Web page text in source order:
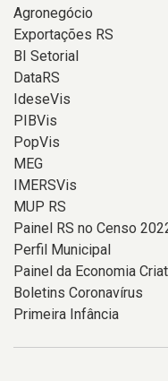
Agronegócio
Exportações RS
BI Setorial
DataRS
IdeseVis
PIBVis
PopVis
MEG
IMERSVis
MUP RS
Painel RS no Censo
Perfil Municipal
Painel da Economia
Boletins Coronavírus
Primeira Infância